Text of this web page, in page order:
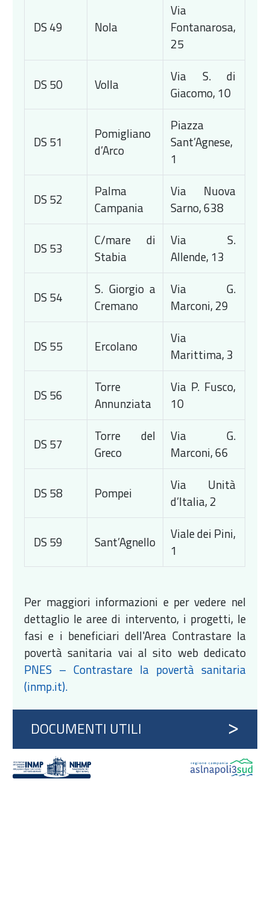
DS 49 Nola
Via
Fontanarosa,
25
DS 50 Volla
Via S. di
Giacomo, 10
DS 51
Pomigliano
d’Arco
Piazza
Sant’Agnese,
1
DS 52
Palma
Campania
Via Nuova
Sarno, 638
DS 53
C/mare di
Stabia
Via S.
Allende, 13
DS 54
S. Giorgio a
Cremano
Via G.
Marconi, 29
DS 55 Ercolano
Via
Marittima, 3
DS 56
Torre
Annunziata
Via P. Fusco,
10
DS 57
Torre del
Greco
Via G.
Marconi, 66
DS 58 Pompei
Via Unità
d’Italia, 2
DS 59 Sant’Agnello
Viale dei Pini,
1
Per maggiori informazioni e per vedere nel
dettaglio le aree di intervento, i progetti, le
fasi e i beneficiari dell'Area Contrastare la
povertà sanitaria vai al sito web dedicato
PNES – Contrastare la povertà sanitaria
(inmp.it).
DOCUMENTI UTILI